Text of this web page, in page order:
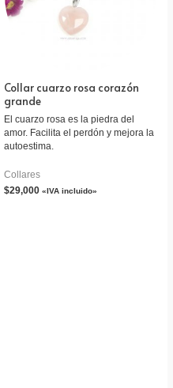
Collar cuarzo rosa corazón
grande
El cuarzo rosa es la piedra del
amor. Facilita el perdón y mejora la
autoestima.
Collares
$29,000 «IVA incluido»